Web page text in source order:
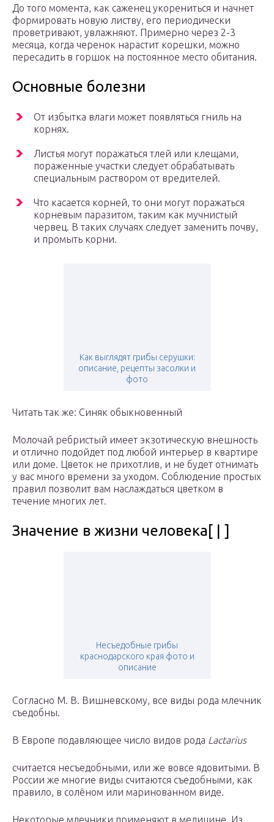
До того момента, как саженец укорениться и начнет
формировать новую листву, его периодически
проветривают, увлажняют. Примерно через 2-3
месяца, когда черенок нарастит корешки, можно
пересадить в горшок на постоянное место обитания.
Основные болезни
От избытка влаги может появляться гниль на
корнях.
Листья могут поражаться тлей или клещами,
пораженные участки следует обрабатывать
специальным раствором от вредителей.
Что касается корней, то они могут поражаться
корневым паразитом, таким как мучнистый
червец. В таких случаях следует заменить почву,
и промыть корни.
Как выглядят грибы серушки:
описание, рецепты засолки и
фото
Читать так же: Синяк обыкновенный
Молочай ребристый имеет экзотическую внешность
и отлично подойдет под любой интерьер в квартире
или доме. Цветок не прихотлив, и не будет отнимать
у вас много времени за уходом. Соблюдение простых
правил позволит вам наслаждаться цветком в
течение многих лет.
Значение в жизни человека[ | ]
Несъедобные грибы
краснодарского края фото и
описание
Согласно М. В. Вишневскому, все виды рода млечник
съедобны.
В Европе подавляющее число видов рода Lactarius
считается несъедобными, или же вовсе ядовитыми. В
России же многие виды считаются съедобными, как
правило, в солёном или маринованном виде.
Некоторые млечники применяют в медицине. Из